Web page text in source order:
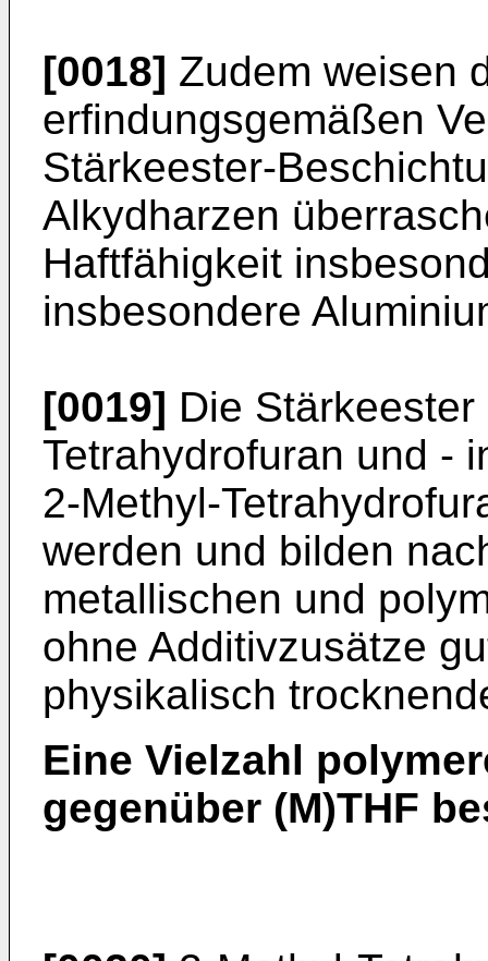
[0018] Zudem weisen
erfindungsgemäßen
Stärkeester-
Alkydharzen
Haftfähigkeit
insbesondere
[0019] Die
Tetrahydrofuran und -
2-Methyl-
werden und bilden
metallischen und
ohne Additivzusätze
physikalisch
Eine Vielzahl
gegenüber (M)THF